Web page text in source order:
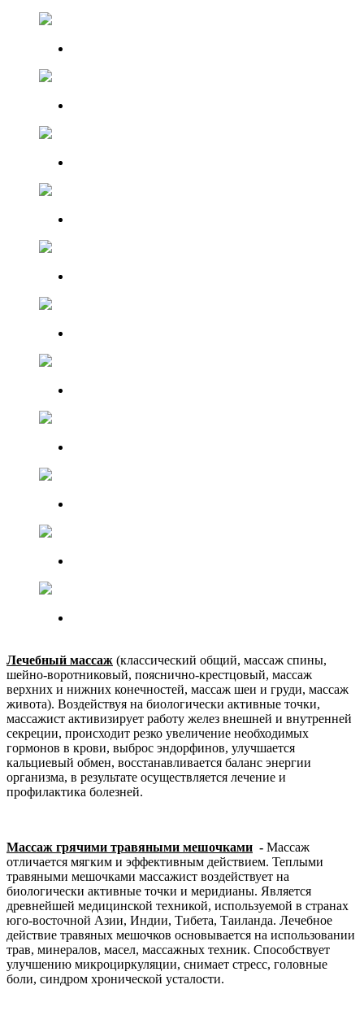
Лечебный массаж (классический общий, массаж спины,
шейно-воротниковый, пояснично-крестцовый, массаж
верхних и нижних конечностей, массаж шеи и груди, массаж
живота). Воздействуя на биологически активные точки,
массажист активизирует работу желез внешней и внутренней
секреции, происходит резко увеличение необходимых
гормонов в крови, выброс эндорфинов, улучшается
кальциевый обмен, восстанавливается баланс энергии
организма, в результате осуществляется лечение и
профилактика болезней.
Массаж грячими травяными мешочками - Массаж
отличается мягким и эффективным действием. Теплыми
травяными мешочками массажист воздействует на
биологически активные точки и меридианы. Является
древнейшей медицинской техникой, используемой в странах
юго-восточной Азии, Индии, Тибета, Таиланда. Лечебное
действие травяных мешочков основывается на использовании
трав, минералов, масел, массажных техник. Способствует
улучшению микроциркуляции, снимает стресс, головные
боли, синдром хронической усталости.